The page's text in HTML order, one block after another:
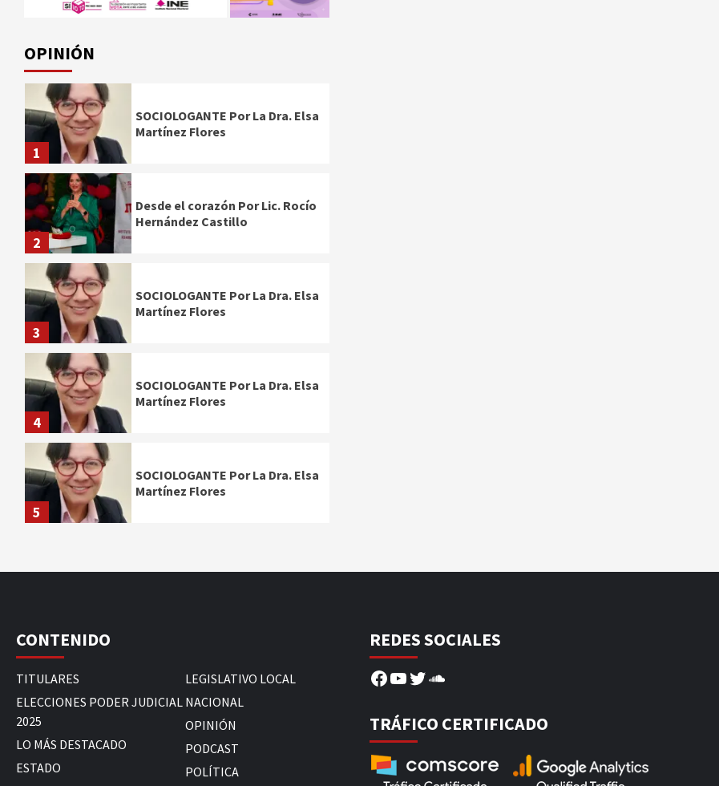
OPINIÓN
1
SOCIOLOGANTE Por La Dra. Elsa
Martínez Flores
2
Desde el corazón Por Lic. Rocío
Hernández Castillo
3
SOCIOLOGANTE Por La Dra. Elsa
Martínez Flores
4
SOCIOLOGANTE Por La Dra. Elsa
Martínez Flores
5
SOCIOLOGANTE Por La Dra. Elsa
Martínez Flores
CONTENIDO
TITULARES
ELECCIONES PODER JUDICIAL
2025
LO MÁS DESTACADO
ESTADO
LEGISLATIVO LOCAL
NACIONAL
OPINIÓN
PODCAST
POLÍTICA
REDES SOCIALES
Facebook
YouTube
Twitter
SoundCloud
TRÁFICO CERTIFICADO